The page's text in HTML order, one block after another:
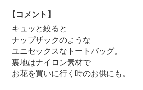
【コメント】
キュッと絞ると
ナップザックのような
ユニセックスなトートバッグ。
裏地はナイロン素材で
お花を買いに行く時のお供にも。